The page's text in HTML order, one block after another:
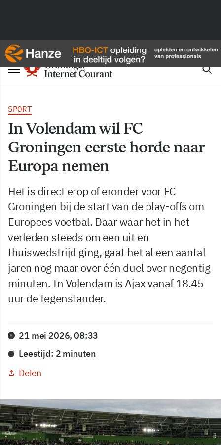
SPORT
In Volendam wil FC
Groningen eerste horde naar
Europa nemen
Het is direct erop of eronder voor FC
Groningen bij de start van de play-offs om
Europees voetbal. Daar waar het in het
verleden steeds om een uit en
thuiswedstrijd ging, gaat het al een aantal
jaren nog maar over één duel over negentig
minuten. In Volendam is Ajax vanaf 18.45
uur de tegenstander.
21 mei 2026, 08:33
Leestijd: 2 minuten
Delen